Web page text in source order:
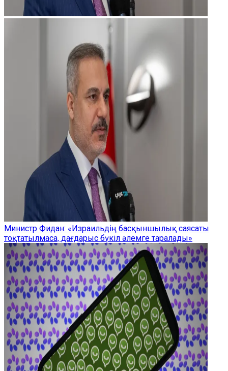
Министр Фидан: «Израильдің басқыншылық саясаты
тоқтатылмаса, дағдарыс бүкіл әлемге таралады»